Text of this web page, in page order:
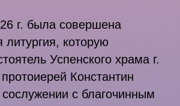
г. была совершена
литургия, которую
Успенского храма г.
Константин
с благочинным